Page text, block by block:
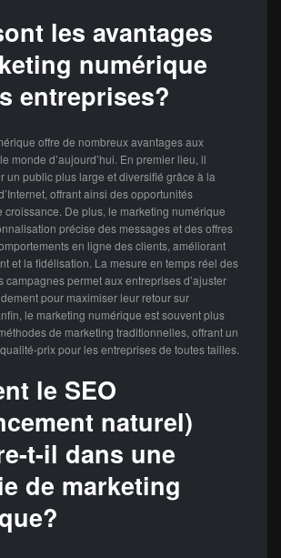
les avantages
numérique
entreprises?
offre de nombreux avantages aux
monde d’aujourd’hui. En premier lieu, il
un public plus large et diversifié grâce à la
offrant ainsi des opportunités
croissance. De plus, le marketing numérique
précise des messages et des offres
en ligne des clients, améliorant
et la fidélisation. La mesure en temps réel des
campagnes permet aux entreprises d’ajuster
pour maximiser leur retour sur
le marketing numérique est souvent plus
de marketing traditionnelles, offrant un
prix pour les entreprises de toutes tailles.
le SEO
naturel)
t-il dans une
de marketing